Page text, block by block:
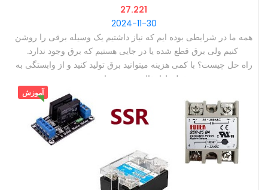
27.221
2024-11-30
‫همه ما در شرایطی بوده ایم که نیاز داشتیم یک وسیله برقی را روشن
‫راه حل چیست؟ با کمی هزینه میتوانید برق تولید کنید و از وابستگی به
‫یکی از روشهای تولید برق استفاده از موتور برق است که کموبیش با
آن آشنا هستیم. ولی اول اینکه باید سوحت آن را از جایی تامین کنیم و
‫روش بعدی استفاده از اینورتر و تولید برق از باتریهای اسیدی یا باتری
ماشین است. اینورتر ولتاژ DC باتری را به AC برق تبدیل میکند.
آموزش